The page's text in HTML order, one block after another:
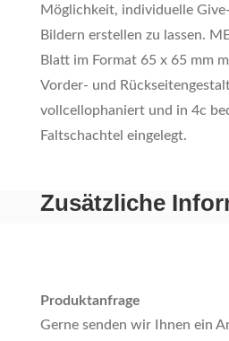
Möglichkeit, individuelle
Bildern erstellen zu lassen.
Blatt im Format 65 x 65 mm
Vorder- und
vollcellophaniert und in 4c
Faltschachtel eingelegt.
Zusätzliche
Produktanfrage
Gerne senden wir Ihnen ein